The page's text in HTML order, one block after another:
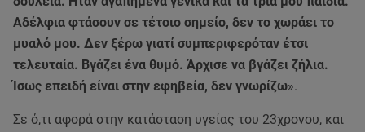
Αδέλφια φτάσουν σε τέτοιο σημείο, δεν το χωράει το
μυαλό μου. Δεν ξέρω γιατί συμπεριφερόταν έτσι
τελευταία. Βγάζει ένα θυμό. Άρχισε να βγάζει ζήλια.
Ίσως επειδή είναι στην εφηβεία, δεν γνωρίζω».
Σε ό,τι αφορά στην κατάσταση υγείας του 23χρονου, και